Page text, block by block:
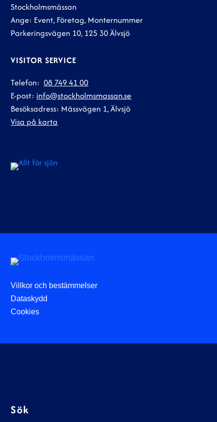
Stockholmsmässan
Ange: Event, Företag, Monternummer
Parkeringsvägen 10, 125 30 Älvsjö
VISITOR SERVICE
Telefon:08 749 41 00
E-post: info@stockholmsmassan.se
Besöksadress: Mässvägen 1, Älvsjö
Visa på karta
Villkor och bestämmelser
Dataskydd
Cookies
Sök